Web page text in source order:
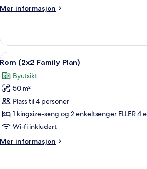
Mer informasjon
Mer
(Orbital)
Åpne
alle
bildene
av
Rom
(2x2
Family
Sengetøy
6
Rom (2x2 Family Plan)
Byutsikt
50 m²
Plass til 4 personer
1 kingsize-seng og 2 enkeltsenger ELLER 4
Wi-fi inkludert
Mer informasjon
Mer